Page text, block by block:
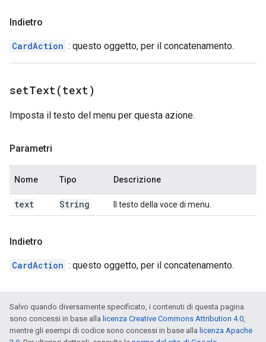
Indietro
CardAction : questo oggetto, per il concatenamento.
setText(text)
Imposta il testo del menu per questa azione.
Parametri
Nome Tipo Descrizione
text String Il testo della voce di menu.
Indietro
CardAction : questo oggetto, per il concatenamento.
Salvo quando diversamente specificato, i contenuti di questa pagina
sono concessi in base alla licenza Creative Commons Attribution 4.0,
mentre gli esempi di codice sono concessi in base alla licenza Apache